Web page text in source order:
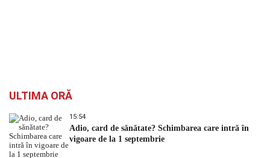
ULTIMA ORĂ
15:54
Adio, card de sănătate? Schimbarea care intră în
vigoare de la 1 septembrie